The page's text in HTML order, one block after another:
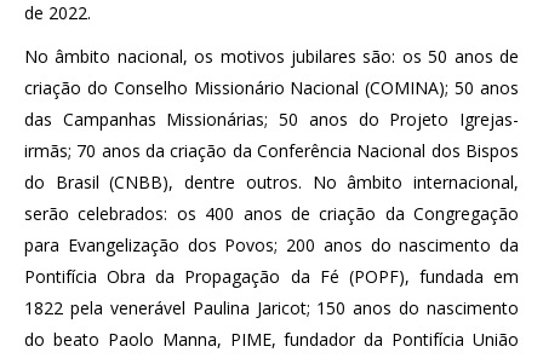
de 2022.
No âmbito nacional, os motivos jubilares são: os 50 anos de
criação do Conselho Missionário Nacional (COMINA); 50 anos
das Campanhas Missionárias; 50 anos do Projeto Igrejas-
irmãs; 70 anos da criação da Conferência Nacional dos Bispos
do Brasil (CNBB), dentre outros. No âmbito internacional,
serão celebrados: os 400 anos de criação da Congregação
para Evangelização dos Povos; 200 anos do nascimento da
Pontifícia Obra da Propagação da Fé (POPF), fundada em
1822 pela venerável Paulina Jaricot; 150 anos do nascimento
do beato Paolo Manna, PIME, fundador da Pontifícia União